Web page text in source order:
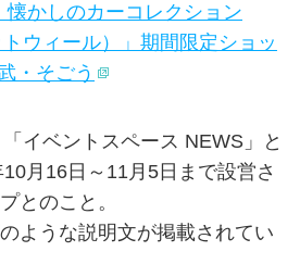
懐かしのカーコレクション
トウィール）」期間限定ショッ
・そごう
イベントスペース NEWS」と
月16日～11月5日まで設営さ
とのこと。
ような説明文が掲載されてい